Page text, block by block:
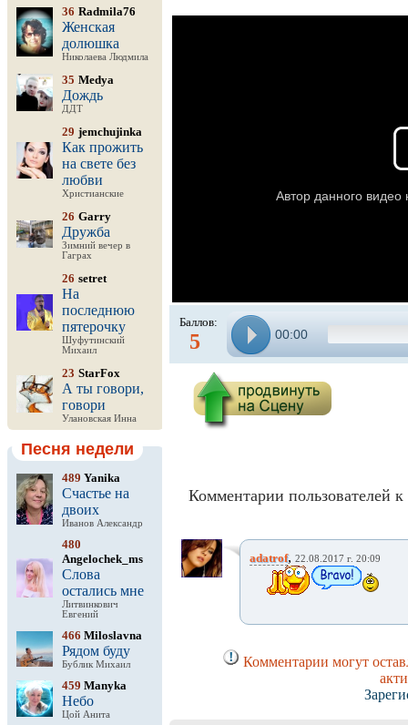
36 Radmila76
Женская
долюшка
Николаева Людмила
35 Medya
Дождь
ДДТ
29 jemchujinka
Как прожить
на свете без
любви
Христианские
26 Garry
Дружба
Зимний вечер в
Гаграх
26 setret
На
последнюю
пятерочку
Шуфутинский
Михаил
23 StarFox
А ты говори,
говори
Улановская Инна
Песня недели
489 Yanika
Счастье на
двоих
Иванов Александр
480
Angelochek_ms
Слова
остались мне
Литвинкович
Евгений
466 Miloslavna
Рядом буду
Бублик Михаил
459 Manyka
Небо
Цой Анита
Баллов:
5 00:00
Комментарии пользователей к
adatrof, 22.08.2017 г. 20:09
Комментарии могут